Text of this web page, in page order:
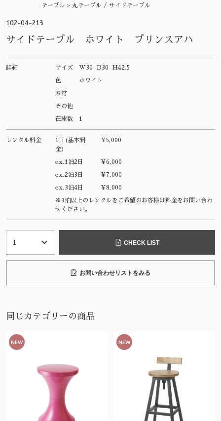
テーブル > 丸テーブル / サイドテーブル
102-04-213
サイドテーブル ホワイト プリンスアハ
詳細 サイズ W30 D30 H42.5
色 ホワイト
素材
その他
在庫数 1
レンタル料金
1日(基本料
金)
¥5,000
ex.1泊2日 ¥6,000
ex.2泊3日 ¥7,000
ex.3泊4日 ¥8,000
※3泊以上のレンタルをご希望のお客様は料金をお問い合わ
せください。
CHECK LIST
お問い合わせリストをみる
同じカテゴリーの商品
NEW NEW